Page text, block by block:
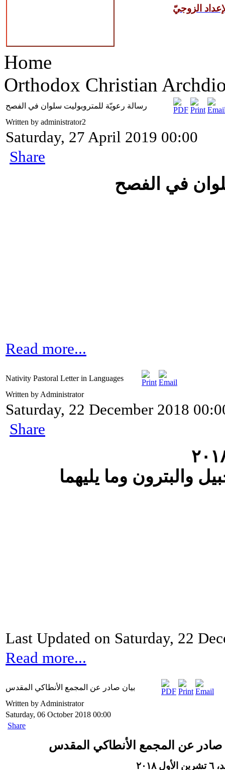
الزوجيّ
Home
Orthodox Christian
رسالة رعويّة للمتروبوليت سلوان في الفصح
Written by administrator2
Saturday, 27 April 2019 00:00
Share
في الفصح
Read more...
Nativity Pastoral Letter in Languages
Written by Administrator
Saturday, 22 December 2018
Share
والبترون وما يليهما
Last Updated on Saturday, 22
Read more...
بيان صادر عن المجمع الأنطاكي المقدس
Written by Administrator
Saturday, 06 October 2018 00:00
Share
صادر عن المجمع الأنطاكي المقدس
٢٠١٨